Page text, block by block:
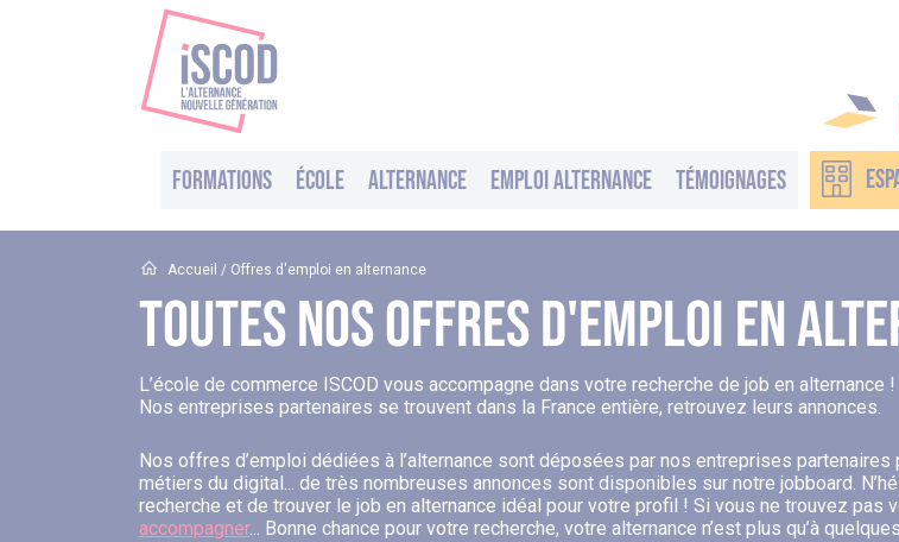
Formations École Alternance Emploi alternance Témoignages
Accueil / Offres d'emploi en alternance
Toutes Nos Offres D'emploi En
L’école de commerce ISCOD vous accompagne dans votre recherche de job en alternance !
Nos entreprises partenaires se trouvent dans la France entière, retrouvez leurs annonces.
Nos offres d’emploi dédiées à l’alternance sont déposées par nos entreprises
métiers du digital... de très nombreuses annonces sont disponibles sur notre jobboard.
recherche et de trouver le job en alternance idéal pour votre profil ! Si vous ne trouvez pas
accompagner... Bonne chance pour votre recherche, votre alternance n’est plus qu’à